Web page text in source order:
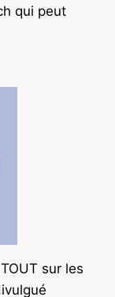
qui peut
sur les